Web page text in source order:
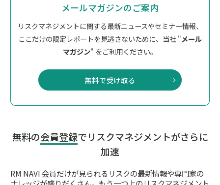
メールマガジンのご案内
リスクマネジメントに関する最新ニュースやセミナー情報、
ここだけの限定レポートを見逃さないために、 当社 "メール
マガジン" をご利用ください。
無料で受け取る
無料の会員登録でリスクマネジメントがさらに
加速
RM NAVI 会員だけが見られるリスクの最新情報や専門家の